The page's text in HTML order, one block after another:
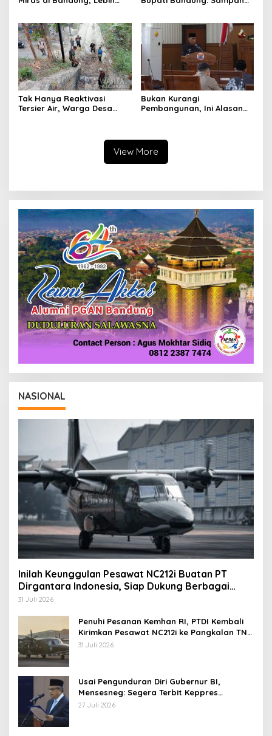
Tak Hanya Reaktivasi
Tersier Air, Warga Desa
Bukan Kurangi
Pembangunan, Ini Alasan
View More
NASIONAL
Inilah Keunggulan Pesawat NC212i Buatan PT
Dirgantara Indonesia, Siap Dukung Berbagai
Operasi TNI
31 Juli 2026
Penuhi Pesanan Kemhan RI, PTDI Kembali
Kirimkan Pesawat NC212i ke Pangkalan TNI
AU
31 Juli 2026
Usai Pengunduran Diri Gubernur BI,
Mensesneg: Segera Terbit Keppres
Pemberhentian dengan Hormat
27 Juli 2026